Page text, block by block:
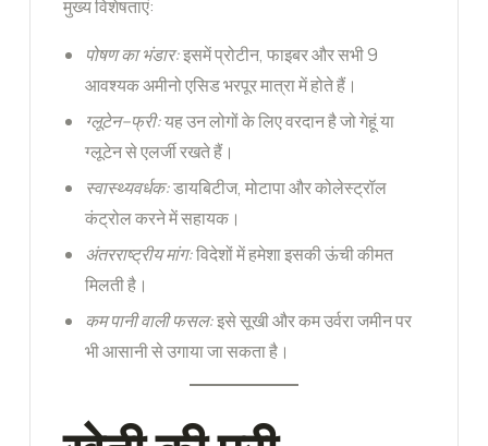
मुख्य विशेषताएं:
पोषणका भंडार:इसमें प्रोटीन, फाइबर और सभी 9
आवश्यक अमीनो एसिड भरपूर मात्रा में होते हैं।
ग्लूटेन–फ्री:यह उन लोगों के लिए वरदान है जो गेहूं या
ग्लूटेन से एलर्जी रखते हैं।
स्वास्थ्यवर्धक:डायबिटीज, मोटापा और कोलेस्ट्रॉल
कंट्रोल करने में सहायक।
अंतरराष्ट्रीयमांग:विदेशों में हमेशा इसकी ऊंची कीमत
मिलती है।
कम पानी वाली फसल:इसे सूखी और कम उर्वरा जमीन पर
भी आसानी से उगाया जा सकता है।